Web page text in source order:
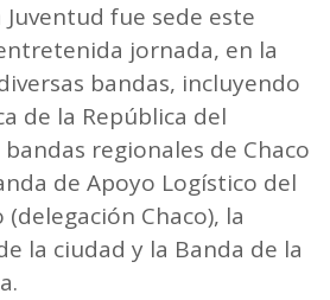
fue sede este
jornada, en la
bandas, incluyendo
de la República del
regionales de Chaco
de Apoyo Logístico del
Chaco), la
la ciudad y la Banda de la